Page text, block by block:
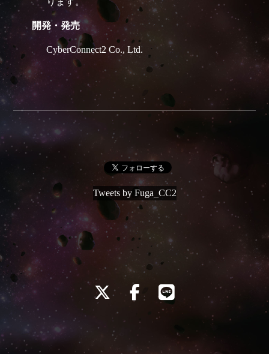
開発・発売
CyberConnect2 Co., Ltd.
Tweets by Fuga_CC2